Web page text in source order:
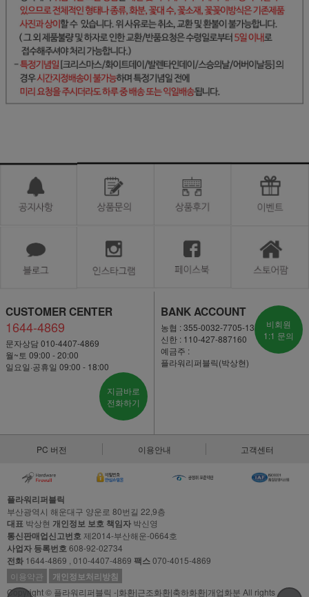
CUSTOMER CENTER
1644-4869
문자상담 010-4407-4869
월~토 09:00 - 20:00
일요일·공휴일 09:00 - 18:00
지금바로
전화하기
BANK ACCOUNT
농협 : 355-0032-7705-13
신한 : 110-427-887160
예금주 :
플라워리퍼블릭(박상현)
비회원
1:1 문의
PC 버전 이용안내 고객센터
플라워리퍼블릭
부산광역시 해운대구 양운로 80번길 22,9층
대표 박상현 개인정보 보호 책임자 박신영
통신판매업신고번호제2014-부산해운-0664호
사업자 등록번호608-92-02734
전화 1644-4869 , 010-4407-4869 팩스070-4015-4869
이용약관
개인정보처리방침
Copyright © 플라워리퍼블릭 -|화환|근조화환|축하화환|개업화분 All rights